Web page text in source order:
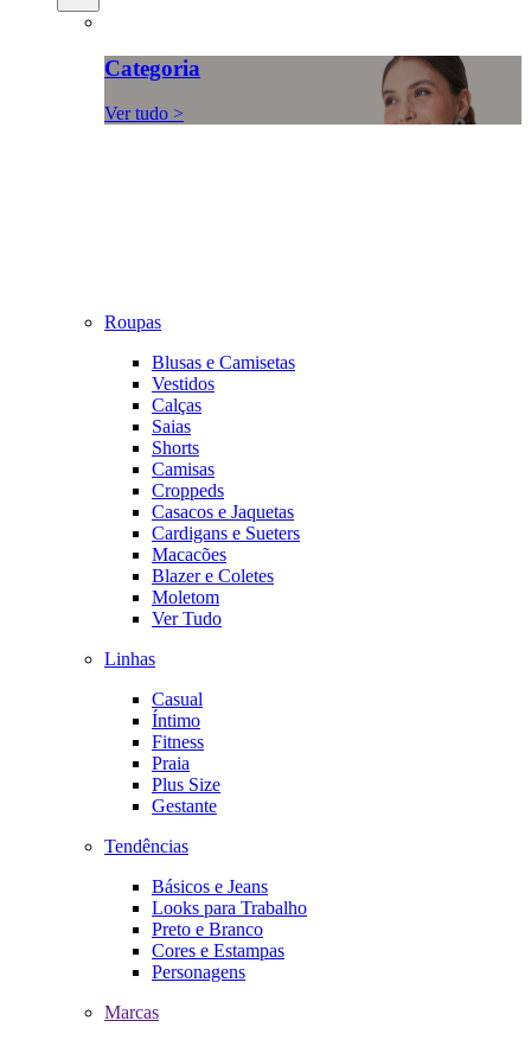
Categoria
Ver tudo >
Roupas
Blusas e Camisetas
Vestidos
Calças
Saias
Shorts
Camisas
Croppeds
Casacos e Jaquetas
Cardigans e Sueters
Macacões
Blazer e Coletes
Moletom
Ver Tudo
Linhas
Casual
Íntimo
Fitness
Praia
Plus Size
Gestante
Tendências
Básicos e Jeans
Looks para Trabalho
Preto e Branco
Cores e Estampas
Personagens
Marcas